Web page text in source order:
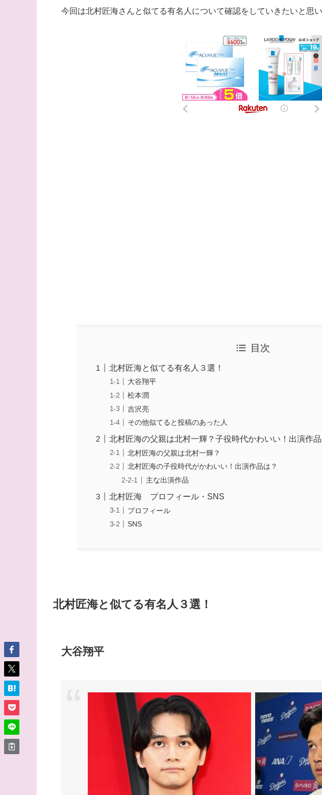
今回は北村匠海さんと似てる有名人について確認をしていきたいと思い
目次
北村匠海と似てる有名人３選！
大谷翔平
松本潤
吉沢亮
その他似てると投稿のあった人
北村匠海の父親は北村一輝？子役時代かわいい！出演作品
北村匠海の父親は北村一輝？
北村匠海の子役時代がかわいい！出演作品は？
主な出演作品
北村匠海 プロフィール・SNS
プロフィール
SNS
北村匠海と似てる有名人３選！
大谷翔平